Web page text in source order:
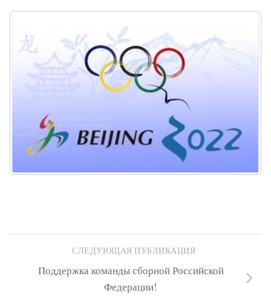
СЛЕДУЮЩАЯ ПУБЛИКАЦИЯ
Поддержка команды сборной Российской
Федерации!